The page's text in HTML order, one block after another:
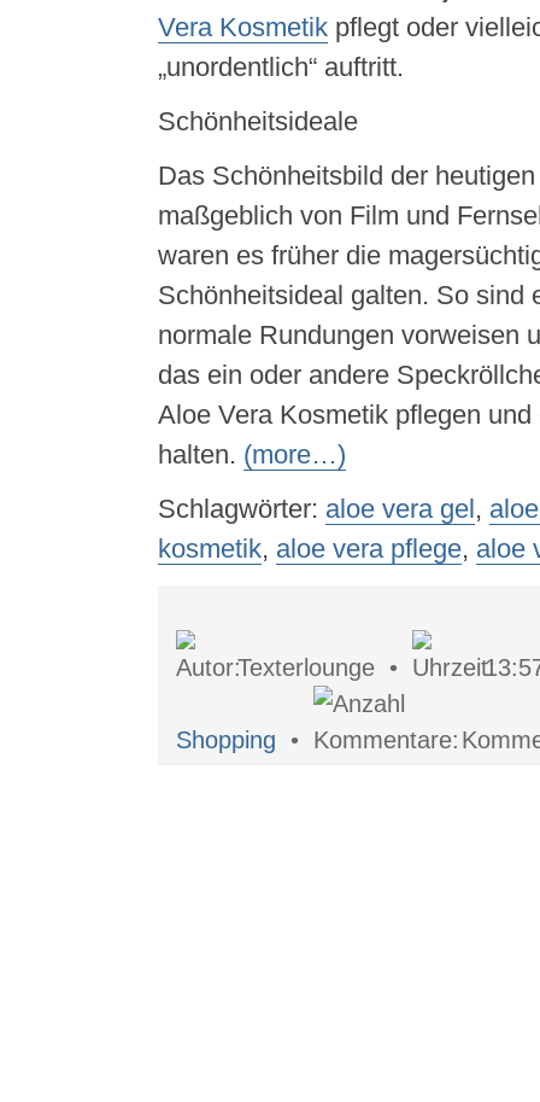
Vera Kosmetikpflegt oder
„unordentlich“ auftritt.
Schönheitsideale
Das Schönheitsbild der
maßgeblich von Film und
waren es früher die
Schönheitsideal galten. So sind
normale Rundungen vorweisen
das ein oder andere
Aloe Vera Kosmetik pflegen
halten. (more…)
Schlagwörter: aloe vera gel,
kosmetik, aloe vera pflege, aloe
Texterlounge •
Shopping •